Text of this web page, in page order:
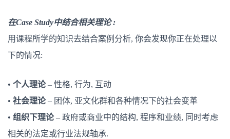
在Case Study中结合相关理论 :
用课程所学的知识去结合案例分析, 你会发现你正在处理以
下的情况:
• 个人理论– 性格, 行为, 互动
• 社会理论– 团体, 亚文化群和各种情况下的社会变革
• 组织下理论– 政府或商业中的结构, 程序和业绩, 同时考虑
相关的法定或行业法规轴承.